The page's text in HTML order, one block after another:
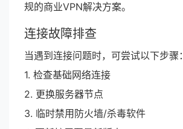
规的商业VPN解决方案。
连接故障排查
当遇到连接问题时，可尝试以下步骤：
1. 检查基础网络连接
2. 更换服务器节点
3. 临时禁用防火墙/杀毒软件